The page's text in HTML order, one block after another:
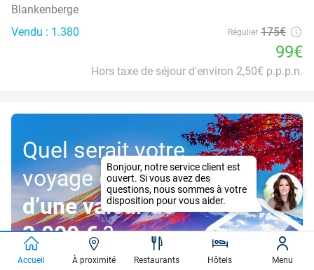
Blankenberge
Vendu : 1.380
Régulier 175€
99€
Hors taxe de séjour d'environ 2,50€ p.p.p.n.
Quel serait votre
voyage de rêve
d’une valeur de
3.000 €?
Accueil À proximité Restaurants Hôtels Menu